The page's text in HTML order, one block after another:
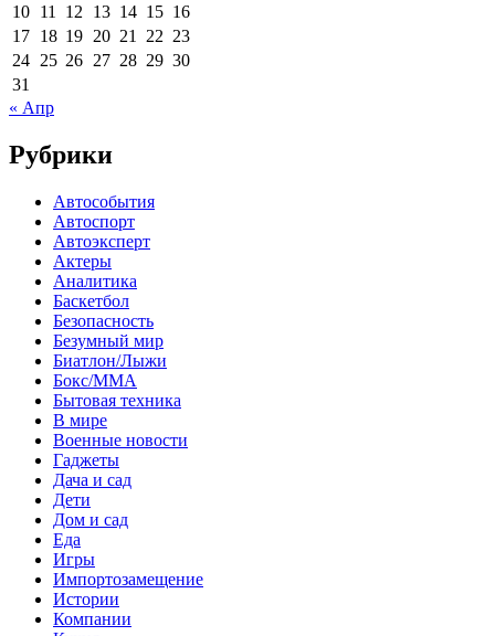
10 11 12 13 14 15 16
17 18 19 20 21 22 23
24 25 26 27 28 29 30
31
« Апр
Рубрики
Автособытия
Автоспорт
Автоэксперт
Актеры
Аналитика
Баскетбол
Безопасность
Безумный мир
Биатлон/Лыжи
Бокс/MMA
Бытовая техника
В мире
Военные новости
Гаджеты
Дача и сад
Дети
Дом и сад
Еда
Игры
Импортозамещение
Истории
Компании